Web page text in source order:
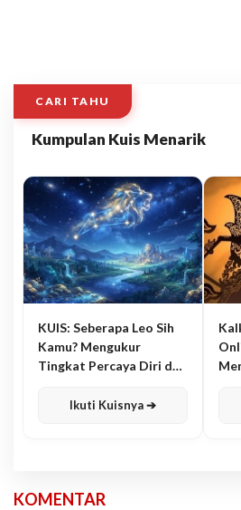
CARI TAHU
Kumpulan Kuis Menarik
KUIS: Seberapa Leo Sih
Kamu? Mengukur
Tingkat Percaya Diri dan
Ikuti Kuisnya ➔
KOMENTAR